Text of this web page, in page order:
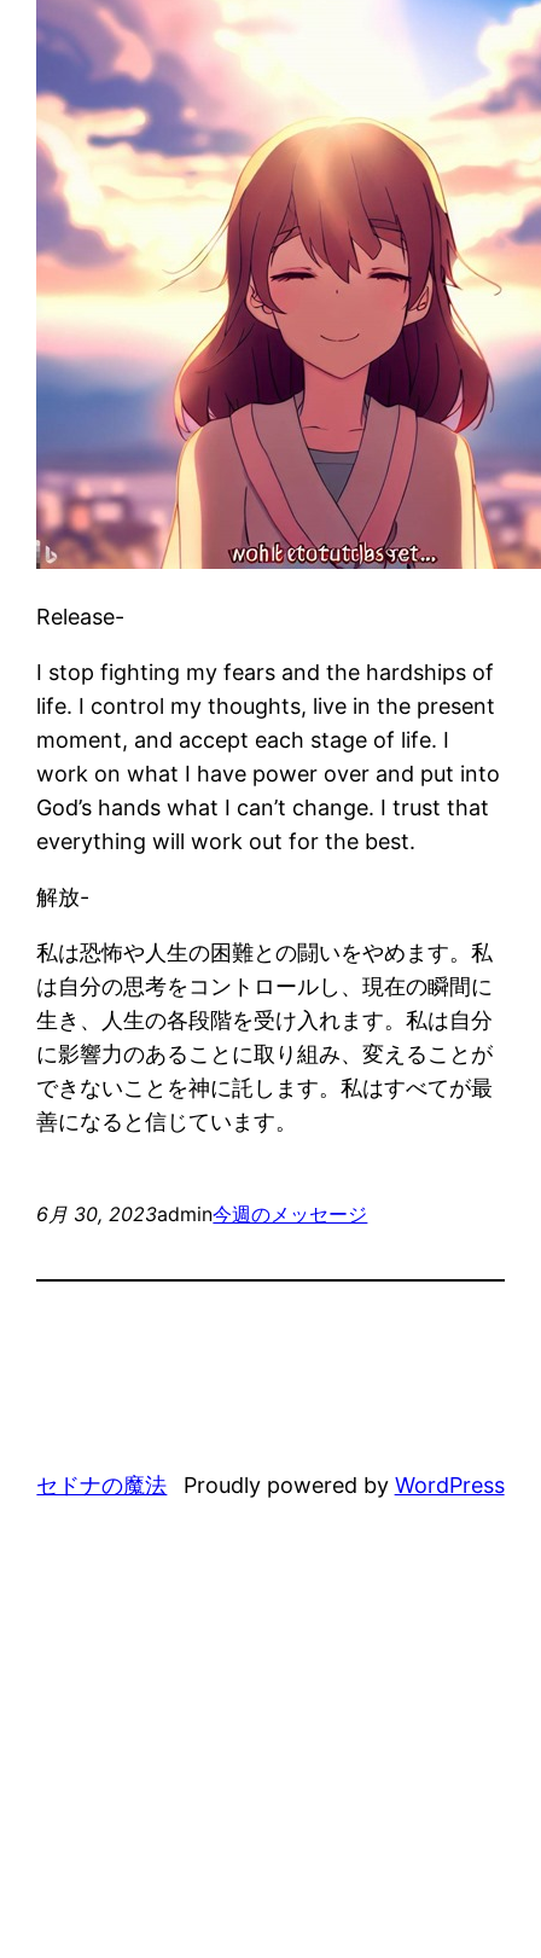
Release-
I stop fighting my fears and the hardships of
life. I control my thoughts, live in the present
moment, and accept each stage of life. I
work on what I have power over and put into
God’s hands what I can’t change. I trust that
everything will work out for the best.
解放-
私は恐怖や人生の困難との闘いをやめます。私
は自分の思考をコントロールし、現在の瞬間に
生き、人生の各段階を受け入れます。私は自分
に影響力のあることに取り組み、変えることが
できないことを神に託します。私はすべてが最
善になると信じています。
6月 30, 2023admin今週のメッセージ
セドナの魔法 Proudly powered by WordPress